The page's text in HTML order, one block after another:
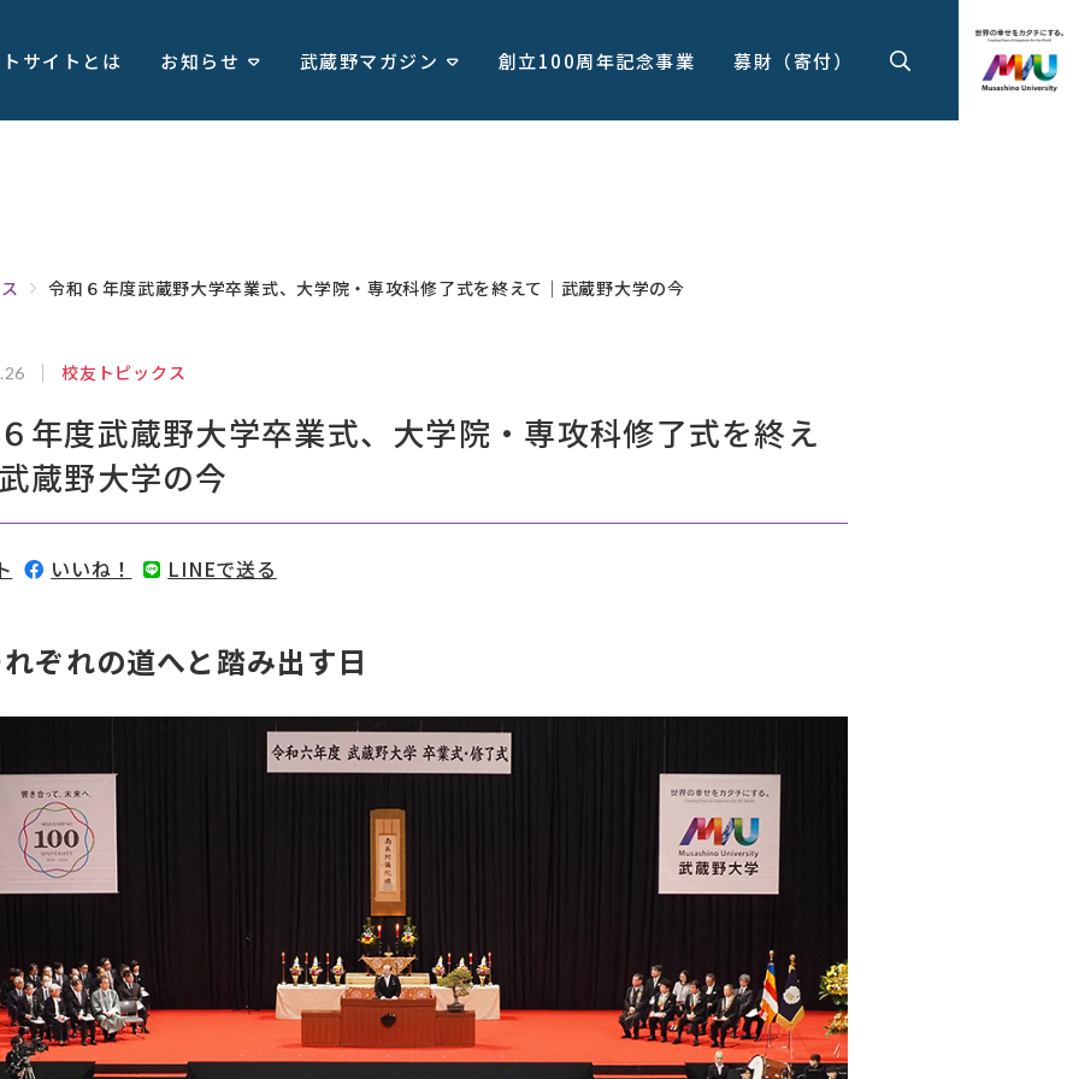
サイトとは お知らせ 武蔵野マガジン 創立100周年記念事業 募財（寄付）
令和６年度武蔵野大学卒業式、大学院・専攻科修了式を終えて｜武蔵野大学の今
校友トピックス
年度武蔵野大学卒業式、大学院・専攻科修了式を終え
蔵野大学の今
いいね！ LINEで送る
ぞれの道へと踏み出す日